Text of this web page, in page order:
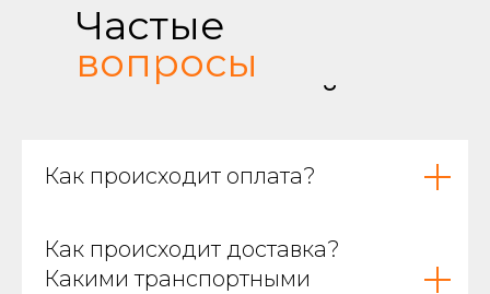
Фирменная майка
Частые
вопросы
покупателей
Как происходит оплата?
Как происходит доставка?
Какими транспортными